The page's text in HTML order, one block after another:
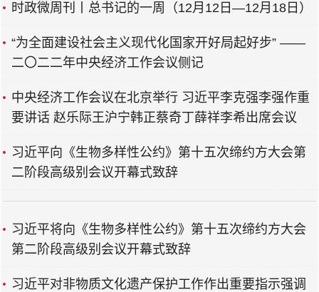
时政微周刊丨总书记的一周（12月12日—12月18日）
“为全面建设社会主义现代化国家开好局起好步” ——
二〇二二年中央经济工作会议侧记
中央经济工作会议在北京举行 习近平李克强李强作重
要讲话 赵乐际王沪宁韩正蔡奇丁薛祥李希出席会议
习近平向《生物多样性公约》第十五次缔约方大会第
二阶段高级别会议开幕式致辞
习近平将向《生物多样性公约》第十五次缔约方大会
第二阶段高级别会议开幕式致辞
习近平对非物质文化遗产保护工作作出重要指示强调